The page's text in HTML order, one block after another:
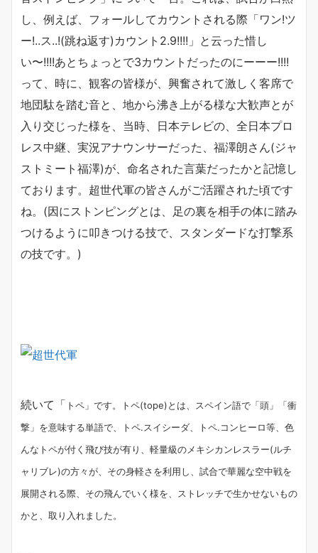
し、例えば、フォールしてカウントされる際「ワン!ツ
ー!..ス..!(跳ね返す)カウント2.9!!!!」と云った惜し
い〜!!!!あとちょっとで3カウントだったのにーーー!!!!
って、時に、観客の皆様が、興奮されて激しく客席で
地団駄を踏む音と、地から沸き上がる様な大歓声とが
入り交じった様を、当時、日本テレビの、全日本プロ
レス中継、実況アナウンサーだった、福澤朗さん(ジャ
ストミート福澤)が、命名された言葉だったかと記憶し
ております。超世代軍の皆さんがご活躍された頃です
ね。(因にストンピングとは、足の裏を相手の体に踏み
つけるように叩きつける技で、スタンダードな打撃系
の技です。)
続いて「 トペ」です。トペ(tope)とは、スペイン語で「頭」「衝
撃」を意味する単語で、トペ.スイシーダ、トペ.コンヒーロ等、色
んなトペが付く飛び技が有り、軽量級のメキシカンレスラー(ルチ
ャリブレ)の方々が、その身軽さを利用し、試合で華麗な空中戦を
展開される際、その飛んでいく様を、ストレッチで生かせないもの
かと、取り入れました。